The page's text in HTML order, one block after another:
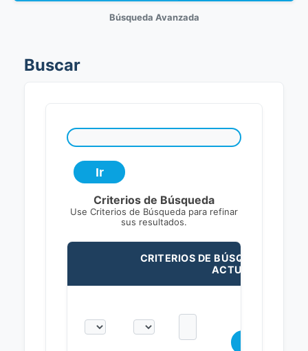
Búsqueda Avanzada
Buscar
Criterios de Búsqueda
Use Criterios de Búsqueda para refinar
sus resultados.
CRITERIOS DE BÚSQUEDA
ACTUALES: